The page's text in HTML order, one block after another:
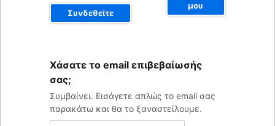
Συνδεθείτε
μου
Χάσατε το email επιβεβαίωσής
σας;
Συμβαίνει. Εισάγετε απλώς το email σας
παρακάτω και θα το ξαναστείλουμε.
email